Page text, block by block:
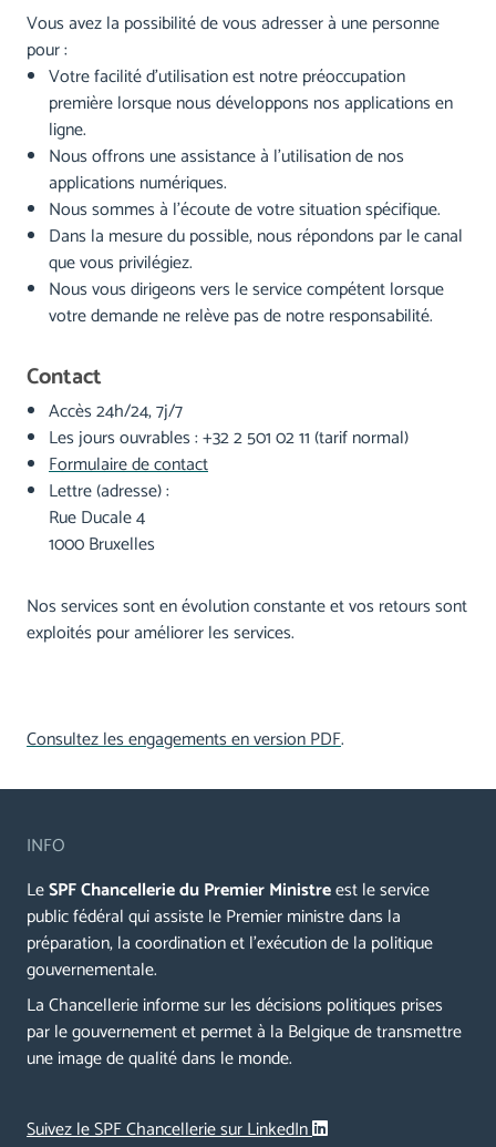
Vous avez la possibilité de vous adresser à une personne
pour :
Votre facilité d’utilisation est notre préoccupation
première lorsque nous développons nos applications en
ligne.
Nous offrons une assistance à l’utilisation de nos
applications numériques.
Nous sommes à l’écoute de votre situation spécifique.
Dans la mesure du possible, nous répondons par le canal
que vous privilégiez.
Nous vous dirigeons vers le service compétent lorsque
votre demande ne relève pas de notre responsabilité.
Contact
Accès 24h/24, 7j/7
Les jours ouvrables : +32 2 501 02 11 (tarif normal)
Formulaire de contact
Lettre (adresse) :
Rue Ducale 4
1000 Bruxelles
Nos services sont en évolution constante et vos retours sont
exploités pour améliorer les services.
Consultez les engagements en version PDF.
INFO
LeSPF Chancellerie du Premier Ministreest le service
public fédéral qui assiste le Premier ministre dans la
préparation, la coordination et l’exécution de la politique
gouvernementale.
La Chancellerie informe sur les décisions politiques prises
par le gouvernement et permet à la Belgique de transmettre
une image de qualité dans le monde.
Suivez le SPF Chancellerie sur LinkedIn